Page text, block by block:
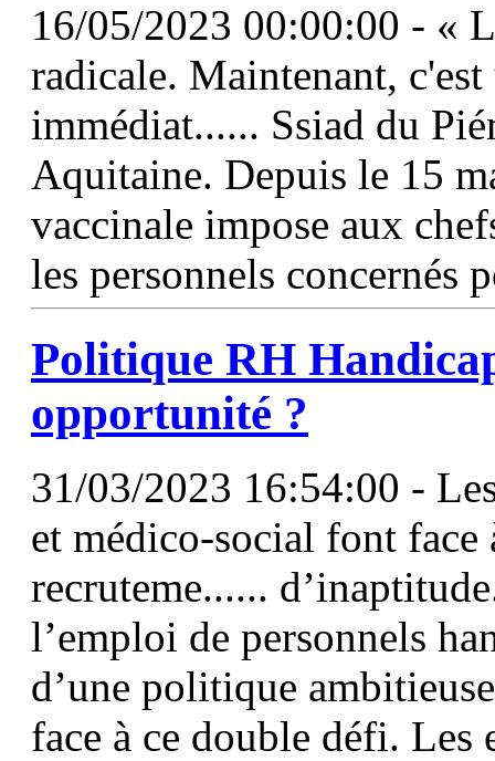
16/05/2023 00:00:00 - «
radicale. Maintenant,
immédiat...... Ssiad du
Aquitaine. Depuis le 15
vaccinale impose aux
les personnels concernés
Politique RH
opportunité ?
31/03/2023 16:54:00 -
et médico-social font
recruteme......
l’emploi de personnels
d’une politique
face à ce double défi. Les